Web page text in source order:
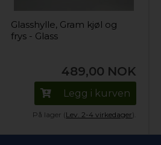
Glasshylle, Gram kjøl og
frys - Glass
489,00 NOK
Legg i kurven
På lager (Lev. 2-4 virkedager).